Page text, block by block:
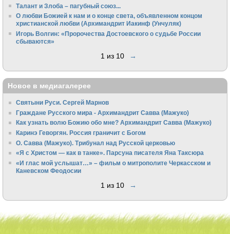
Талант и Злоба – пагубный союз...
О любви Божией к нам и о конце света, объявленном концом
христианской любви (Архимандрит Иакинф (Унчуляк)
Игорь Волгин: «Пророчества Достоевского о судьбе России
сбываются»
1 из 10 →
Новое в медиагалерее
Святыни Руси. Сергей Марнов
Граждане Русского мира - Архимандрит Савва (Мажуко)
Как узнать волю Божию обо мне? Архимандрит Савва (Мажуко)
Каринэ Геворгян. Россия граничит с Богом
О. Савва (Мажуко). Трибунал над Русской церковью
«Я с Христом — как в танке». Парсуна писателя Яна Таксюра
«И глас мой услышат…» – фильм о митрополите Черкасском и
Каневском Феодосии
1 из 10 →